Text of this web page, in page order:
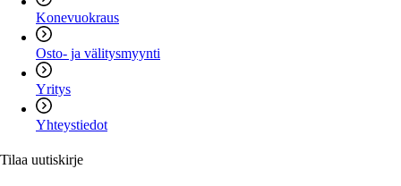
Konevuokraus
Osto- ja välitysmyynti
Yritys
Yhteystiedot
Tilaa uutiskirje